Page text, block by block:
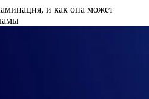
и как она может